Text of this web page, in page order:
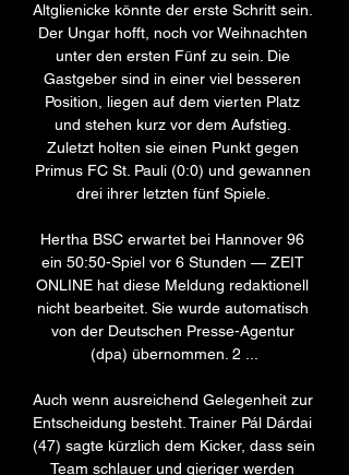
Altglienicke könnte der erste Schritt sein.
Der Ungar hofft, noch vor Weihnachten
unter den ersten Fünf zu sein. Die
Gastgeber sind in einer viel besseren
Position, liegen auf dem vierten Platz
und stehen kurz vor dem Aufstieg.
Zuletzt holten sie einen Punkt gegen
Primus FC St. Pauli (0:0) und gewannen
drei ihrer letzten fünf Spiele.
Hertha BSC erwartet bei Hannover 96
ein 50:50-Spiel vor 6 Stunden — ZEIT
ONLINE hat diese Meldung redaktionell
nicht bearbeitet. Sie wurde automatisch
von der Deutschen Presse-Agentur
(dpa) übernommen. 2 ...
Auch wenn ausreichend Gelegenheit zur
Entscheidung besteht. Trainer Pál Dárdai
(47) sagte kürzlich dem Kicker, dass sein
Team schlauer und gieriger werden